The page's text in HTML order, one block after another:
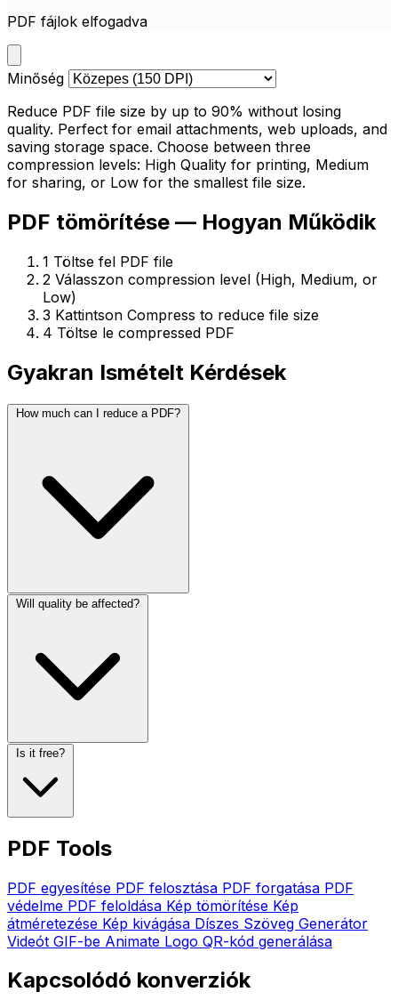
PDF fájlok elfogadva
Minőség
Reduce PDF file size by up to 90% without losing
quality. Perfect for email attachments, web uploads, and
saving storage space. Choose between three
compression levels: High Quality for printing, Medium
for sharing, or Low for the smallest file size.
PDF tömörítése — Hogyan Működik
1 Töltse fel PDF file
2 Válasszon compression level (High, Medium, or
Low)
3 Kattintson Compress to reduce file size
4 Töltse le compressed PDF
Gyakran Ismételt Kérdések
How much can I reduce a PDF?
Will quality be affected?
Is it free?
PDF Tools
PDF egyesítése PDF felosztása PDF forgatása PDF
védelme PDF feloldása Kép tömörítése Kép
átméretezése Kép kivágása Díszes Szöveg Generátor
Videót GIF-be Animate Logo QR-kód generálása
Kapcsolódó konverziók